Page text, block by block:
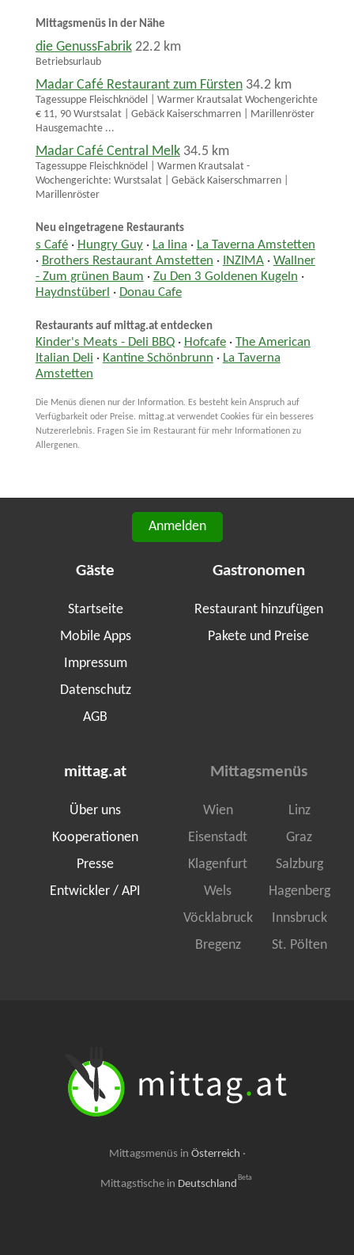
Mittagsmenüs in der Nähe
die GenussFabrik 22.2 km
Betriebsurlaub
Madar Café Restaurant zum Fürsten 34.2 km
Tagessuppe Fleischknödel | Warmer Krautsalat Wochengerichte
€ 11, 90 Wurstsalat | Gebäck Kaiserschmarren | Marillenröster
Hausgemachte ...
Madar Café Central Melk 34.5 km
Tagessuppe Fleischknödel | Warmen Krautsalat -
Wochengerichte: Wurstsalat | Gebäck Kaiserschmarren |
Marillenröster
Neu eingetragene Restaurants
s Café· Hungry Guy· La lina · La Taverna Amstetten
· Brothers Restaurant Amstetten · INZIMA· Wallner
- Zum grünen Baum · Zu Den 3 Goldenen Kugeln ·
Haydnstüberl · Donau Cafe
Restaurants auf mittag.at entdecken
Kinder's Meats - Deli BBQ· Hofcafe· The American
Italian Deli · Kantine Schönbrunn · La Taverna
Amstetten
Die Menüs dienen nur der Information. Es besteht kein Anspruch auf
Verfügbarkeit oder Preise. mittag.at verwendet Cookies für ein besseres
Nutzererlebnis. Fragen Sie im Restaurant für mehr Informationen zu
Allergenen.
Anmelden
Gäste
Startseite
Mobile Apps
Impressum
Datenschutz
AGB
Gastronomen
Restaurant hinzufügen
Pakete und Preise
mittag.at
Über uns
Kooperationen
Presse
Entwickler / API
Mittagsmenüs
Wien
Linz
Eisenstadt
Graz
Klagenfurt
Salzburg
Wels
Hagenberg
Vöcklabruck
Innsbruck
Bregenz
St. Pölten
Mittagsmenüs in Österreich ·
Mittagstische in Deutschland Beta